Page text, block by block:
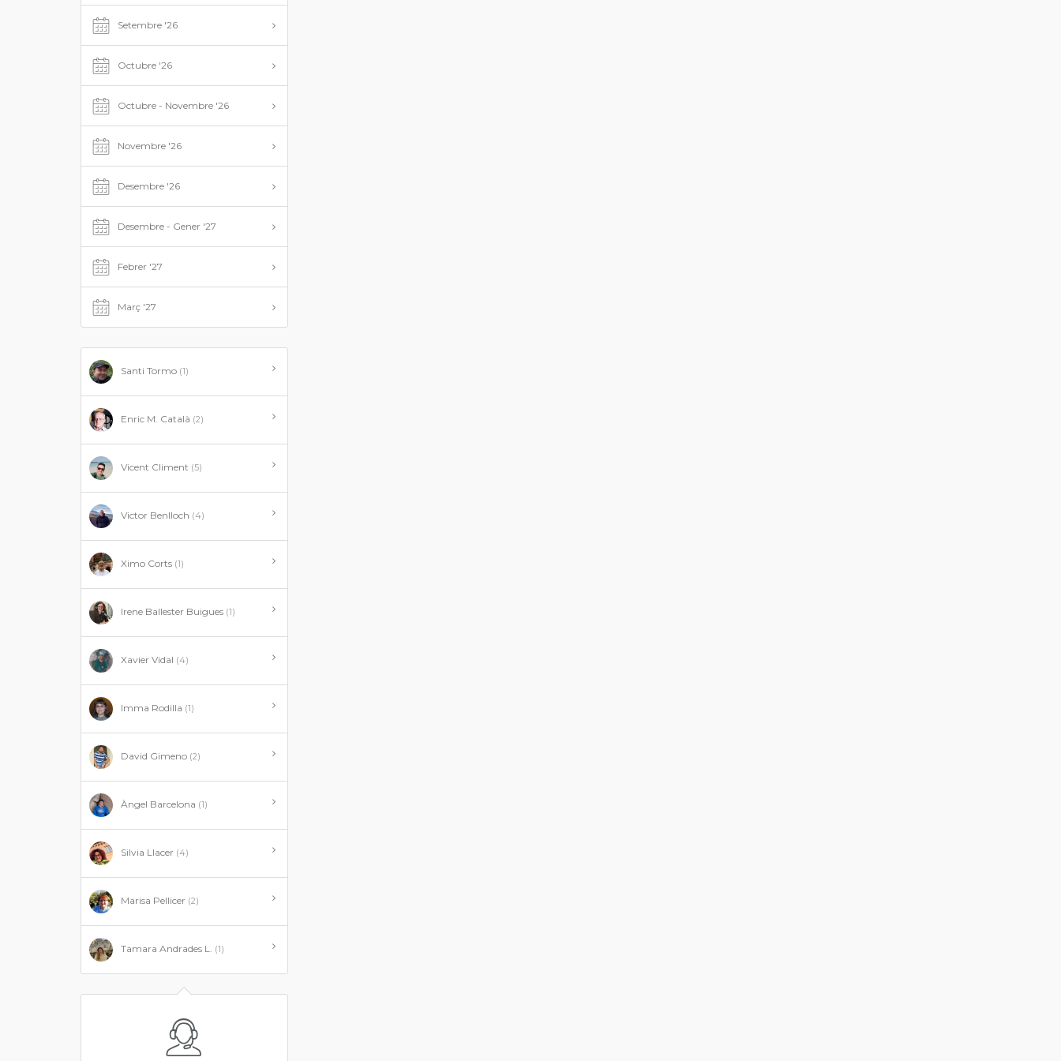
Setembre '26
Octubre '26
Octubre - Novembre '26
Novembre '26
Desembre '26
Desembre - Gener '27
Febrer '27
Març '27
Santi Tormo (1)
Enric M. Català (2)
Vicent Climent (5)
Victor Benlloch (4)
Ximo Corts (1)
Irene Ballester Buigues (1)
Xavier Vidal (4)
Imma Rodilla (1)
David Gimeno (2)
Àngel Barcelona (1)
Silvia Llacer (4)
Marisa Pellicer (2)
Tamara Andrades L. (1)